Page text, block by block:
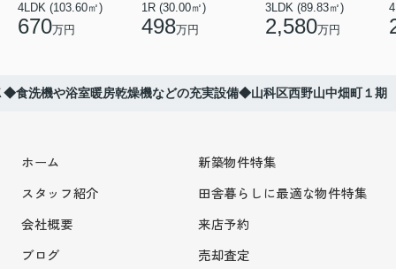
4LDK (103.60㎡)
670万円
1R (30.00㎡)
498万円
3LDK (89.83㎡)
2,580万円
食洗機や浴室暖房乾燥機などの充実設備◆山科区西野山中畑町１期
ホーム
スタッフ紹介
会社概要
ブログ
新築物件特集
田舎暮らしに最適な物件特集
来店予約
売却査定